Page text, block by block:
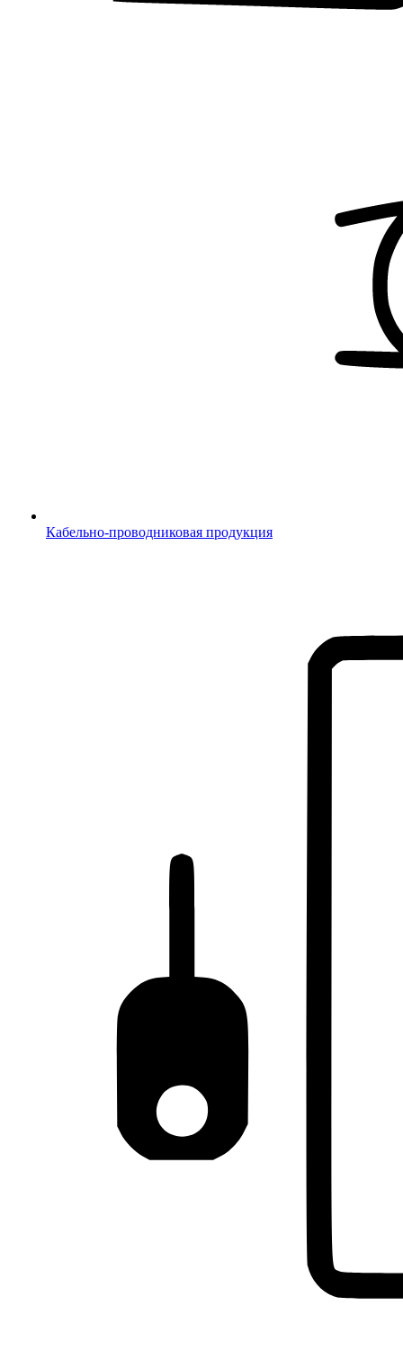
Кабельно-проводниковая продукция